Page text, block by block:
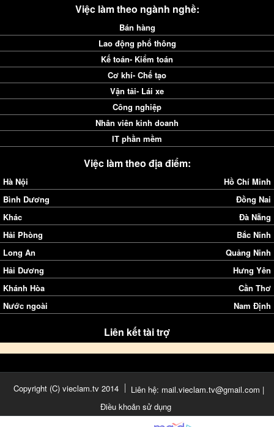
Việc làm theo ngành nghề:
Bán hàng
Lao động phổ thông
Kế toán- Kiểm toán
Cơ khí- Chế tạo
Vận tải- Lái xe
Công nghiệp
Nhân viên kinh doanh
IT phần mềm
Việc làm theo địa điểm:
Hà Nội
Hồ Chí Minh
Bình Dương
Đồng Nai
Khác
Đà Nẵng
Hải Phòng
Bắc Ninh
Long An
Quảng Ninh
Hải Dương
Hưng Yên
Khánh Hòa
Cần Thơ
Nước ngoài
Nam Định
Liên kết tài trợ
Copyright (C) vieclam.tv 2014
Liên hệ: mail.vieclam.tv@gmail.com |
Điều khoản sử dụng